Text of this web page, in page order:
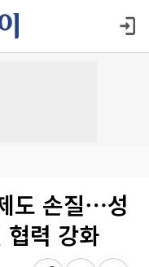
도 손질⋯성
협력 강화